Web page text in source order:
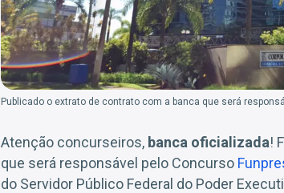
Publicado o extrato de contrato com a banca que será
Atenção concurseiros, banca oficializada!
que será responsável pelo Concurso
do Servidor Público Federal do Poder